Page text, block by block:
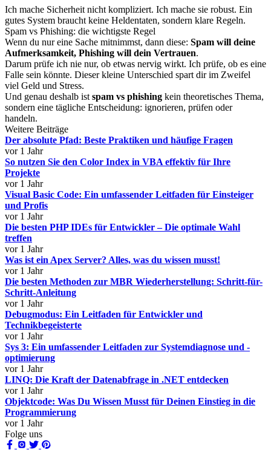
Ich mache Sicherheit nicht kompliziert. Ich mache sie robust. Ein
gutes System braucht keine Heldentaten, sondern klare Regeln.
Spam vs Phishing: die wichtigste Regel
Wenn du nur eine Sache mitnimmst, dann diese: Spam will deine
Aufmerksamkeit, Phishing will dein Vertrauen.
Darum prüfe ich nie nur, ob etwas nervig wirkt. Ich prüfe, ob es eine
Falle sein könnte. Dieser kleine Unterschied spart dir im Zweifel
viel Geld und Stress.
Und genau deshalb ist spam vs phishing kein theoretisches Thema,
sondern eine tägliche Entscheidung: ignorieren, prüfen oder
handeln.
Weitere Beiträge
Der absolute Pfad: Beste Praktiken und häufige Fragen
vor 1 Jahr
So nutzen Sie den Color Index in VBA effektiv für Ihre
Projekte
vor 1 Jahr
Visual Basic Code: Ein umfassender Leitfaden für Einsteiger
und Profis
vor 1 Jahr
Die besten PHP IDEs für Entwickler – Die optimale Wahl
treffen
vor 1 Jahr
Was ist ein Apex Server? Alles, was du wissen musst!
vor 1 Jahr
Die besten Methoden zur MBR Wiederherstellung: Schritt-für-
Schritt-Anleitung
vor 1 Jahr
Debugmodus: Ein Leitfaden für Entwickler und
Technikbegeisterte
vor 1 Jahr
Sys 3: Ein umfassender Leitfaden zur Systemdiagnose und -
optimierung
vor 1 Jahr
LINQ: Die Kraft der Datenabfrage in .NET entdecken
vor 1 Jahr
Objektcode: Was Du Wissen Musst für Deinen Einstieg in die
Programmierung
vor 1 Jahr
Folge uns